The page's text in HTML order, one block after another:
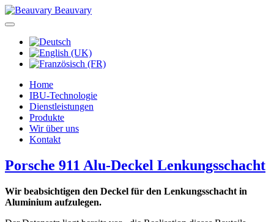
Beauvary
Home
IBU-Technologie
Dienstleistungen
Produkte
Wir über uns
Kontakt
Porsche 911 Alu-Deckel Lenkungsschacht
Wir beabsichtigen den Deckel für den Lenkungsschacht in
Aluminium aufzulegen.